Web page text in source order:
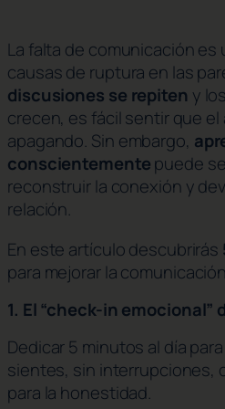
La falta de comunicación es
causas de ruptura en las
discusiones se repiten y
crecen, es fácil sentir que el
apagando. Sin embargo,
conscientementepuede
reconstruir la conexión y
relación.
En este artículo descubrirás
para mejorar la
1. El “check-in emocional”
Dedicar 5 minutos al día
sientes, sin interrupciones,
para la honestidad.